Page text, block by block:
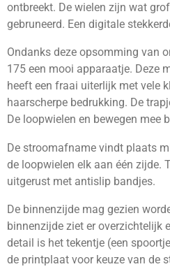
ontbreekt. De wielen zijn wat
gebruneerd. Een digitale
Ondanks deze opsomming van
175 een mooi apparaatje. Deze
heeft een fraai uiterlijk met vele
haarscherpe bedrukking. De
De loopwielen en bewegen mee
De stroomafname vindt plaats
de loopwielen elk aan één zijde.
uitgerust met antislip bandjes.
De binnenzijde mag gezien
binnenzijde ziet er overzichtelijk
detail is het tekentje (een
de printplaat voor keuze van de